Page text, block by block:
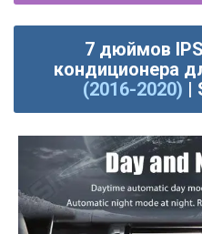
7 дюймов
кондиционера
(2016-2020) |